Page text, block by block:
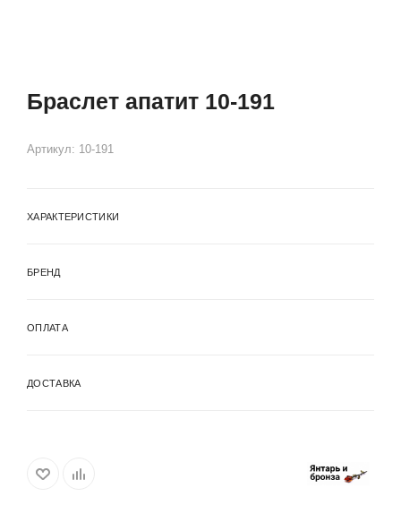
Браслет апатит 10-191
Артикул: 10-191
ХАРАКТЕРИСТИКИ
БРЕНД
ОПЛАТА
ДОСТАВКА